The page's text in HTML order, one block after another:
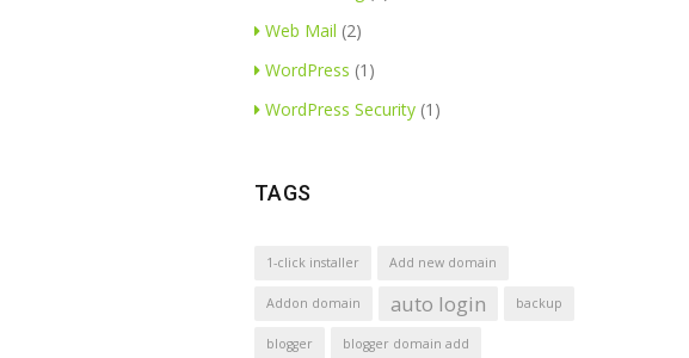
Web Mail (2)
WordPress (1)
WordPress Security(1)
TAGS
1-click installer Add new domain
Addon domain auto login backup
blogger blogger domain add